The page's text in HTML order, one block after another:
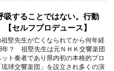
吸することではない。行動
【セルフプロデュース】
堅先生が亡くなられてから何年経
年？ 祖堅先生は元ＮＨＫ交響楽団
ト奏者であり県内初の本格的プロ
球交響楽団」を設立され多くの演